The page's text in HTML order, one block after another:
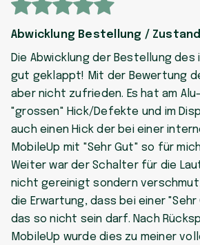
Abwicklung Bestellung /
Die Abwicklung der Bestellung des
gut geklappt! Mit der Bewertung
aber nicht zufrieden. Es hat am
"grossen" Hick/Defekte und im
auch einen Hick der bei einer
MobileUp mit "Sehr Gut" so für
Weiter war der Schalter für die
nicht gereinigt sondern
die Erwartung, dass bei einer
das so nicht sein darf. Nach
MobileUp wurde dies zu meiner